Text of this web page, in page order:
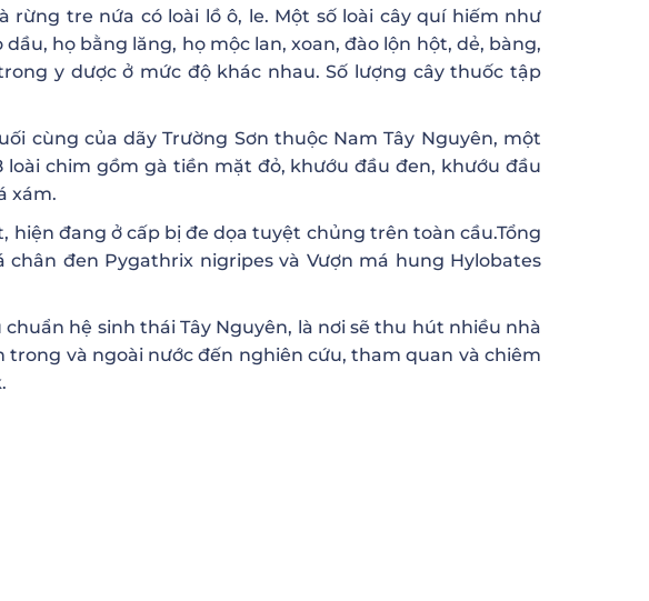
tre nứa có loài lồ ô, le. Một số loài cây quí hiếm như
họ bằng lăng, họ mộc lan, xoan, đào lộn hột, dẻ, bàng,
y dược ở mức độ khác nhau. Số lượng cây thuốc tập
cùng của dãy Trường Sơn thuộc Nam Tây Nguyên, một
chim gồm gà tiền mặt đỏ, khướu đầu đen, khướu đầu
xám.
hiện đang ở cấp bị đe dọa tuyệt chủng trên toàn cầu.Tổng
đen Pygathrix nigripes và Vượn má hung Hylobates
hệ sinh thái Tây Nguyên, là nơi sẽ thu hút nhiều nhà
và ngoài nước đến nghiên cứu, tham quan và chiêm